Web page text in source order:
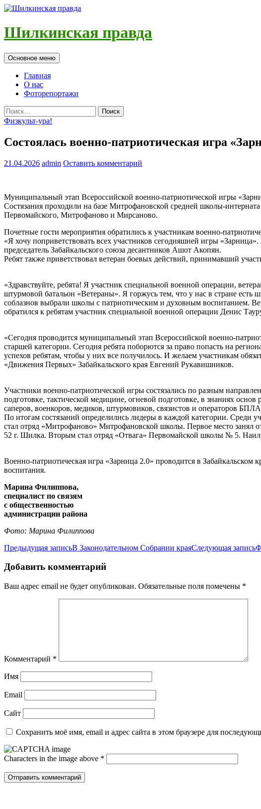
Шилкинская правда
Поиск
Основное меню Перейти
к
Главная
О нас
Фоторепортажи
Найти:
Физкульт-ура!
Состоялась военно-патриотическая игра
21.04.2026 admin Оставить комментарий
Муниципальный этап Всероссийской военно-патриотической игры
Состязания проходили на базе Митрофановской средней школы-
Первомайского, Митрофаново и Мирсаново.
Почетные гости мероприятия обратились к участникам военно-
«Я хочу поприветствовать всех участников сегодняшней игры
председатель Забайкальского союза десантников Ашот Акопян.
Ребят также приветствовал ветеран боевых действий, принимавший
«Здравствуйте, ребята! Я участник специальной военной операции,
штурмовой батальон «Ветераны». Я горжусь тем, что у нас в стране
соблазнов выбрали школы с патриотическим и духовным воспитанием.
обратился к ребятам участник специальной военной операции Денис
«Сегодня проводится муниципальный этап Всероссийской военно-
старшей категории. Сегодня ребята поборются за право попасть на
успехов ребятам, чтобы у них все получилось. И желаем участникам
«Движения Первых» Забайкальского края Евгений Рукавишников.
Участники военно-патриотической игры состязались по разным
подготовке, тактической медицине, огневой подготовке, в знаниях
саперов, военкоров, медиков, штурмовиков, связистов и операторов
По итогам состязаний определились лидеры в каждой категории. Среди
стал отряд «Митрофаново» Митрофановской школы. Первое место
52 г. Шилка. Вторым стал отряд «Отвага» Первомайской школы № 5.
Военно-патриотическая игра «Зарница 2.0» проводится в Забайкальском
воспитания.
Марина Филиппова,
специалист по связям
с общественностью
администрации района
Фото: Марина Филиппова
Навигация
по
записям
Предыдущая записьВ Законодательном Собрании краяСледующая запись
Добавить комментарий
Ваш адрес email не будет опубликован. Обязательные поля помечены *
Комментарий *
Имя
Email
Сайт
Сохранить моё имя, email и адрес сайта в этом браузере для
Characters in the image above *